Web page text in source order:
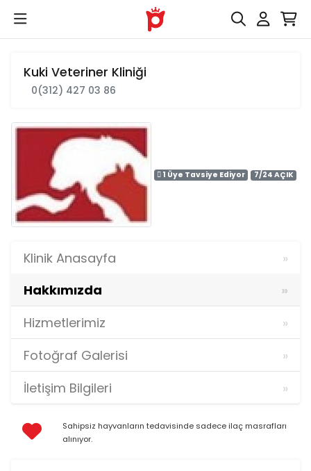
Kuki Veteriner Kliniği
0(312) 427 03 86
1 Üye Tavsiye Ediyor 7/24 AÇIK
Klinik Anasayfa
Hakkımızda
Hizmetlerimiz
Fotoğraf Galerisi
İletişim Bilgileri
Sahipsiz hayvanların tedavisinde sadece ilaç masrafları
alınıyor.